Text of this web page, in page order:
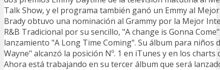
Talk Show, y el programa también ganó un Emmy al
Brady obtuvo una nominación al Grammy por la Mejor
R&B Tradicional por su sencillo, "A change is Gonna
lanzamiento "A Long Time Coming". Su álbum para niños
Wayne" alcanzó la posición Nº. 1 en iTunes y en los charts
Ahora está trabajando en su tercer álbum que será